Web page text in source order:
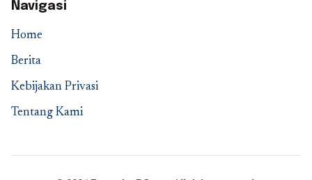
Navigasi
Home
Berita
Kebijakan Privasi
Tentang Kami